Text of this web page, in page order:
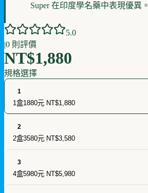
Super 在印度學名藥中表現優異。
5.0
|0 則評價
NT$1,880
規格選擇
1
1盒1880元 NT$1,880
2
2盒3580元 NT$3,580
3
4盒5980元 NT$5,980